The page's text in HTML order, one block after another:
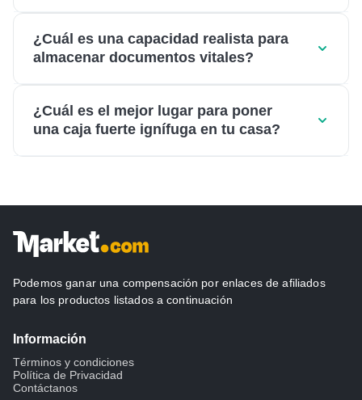
¿Cuál es una capacidad realista para
almacenar documentos vitales?
¿Cuál es el mejor lugar para poner
una caja fuerte ignífuga en tu casa?
Podemos ganar una compensación por enlaces de afiliados
para los productos listados a continuación
Información
Términos y condiciones
Política de Privacidad
Contáctanos